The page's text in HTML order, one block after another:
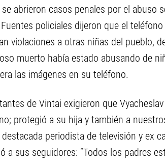
se abrieron casos penales por el abuso
Fuentes policiales dijeron que el
violaciones a otras niñas del pueblo,
muerto había estado abusando de
las imágenes en su teléfono.
de Vintai exigieron que
protegió a su hija y también a
destacada periodista de televisión y ex
a sus seguidores: “Todos los padres